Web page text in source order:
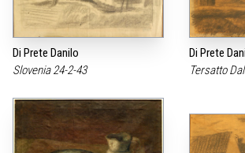
Di Prete Danilo
Slovenia 24-2-43
Di Prete
Tersatto